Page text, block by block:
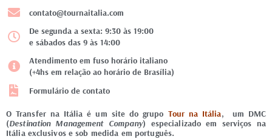
contato@tournaitalia.com
De segunda a sexta: 9:30 às 19:00
e sábados das 9 às 14:00
Atendimento em fuso horário italiano
(+4hs em relação ao horário de Brasília)
Formulário de contato
O Transfer na Itália é um site do grupo Tour na Itália, um DMC
(Destination Management Company) especializado em serviços na
Itália exclusivos e sob medida em português.